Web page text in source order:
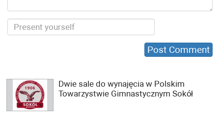
Dwie sale do wynajęcia w Polskim
Towarzystwie Gimnastycznym Sokół